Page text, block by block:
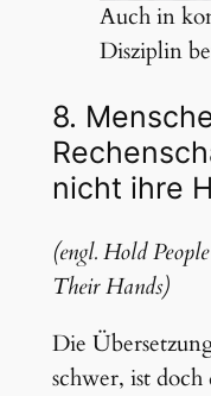
Auch in
Disziplin
8.
nicht ihre
(engl. Hold
Their Hands)
Die
schwer, ist doch